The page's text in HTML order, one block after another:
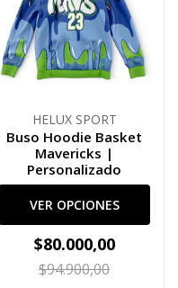
HELUX SPORT
Buso Hoodie Basket
Mavericks |
Personalizado
VER OPCIONES
$80.000,00
$94.900,00